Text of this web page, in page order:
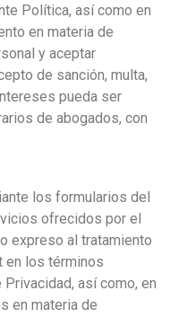
Política, así como en
en materia de
y aceptar
de sanción, multa,
pueda ser
de abogados, con
los formularios del
ofrecidos por el
expreso al tratamiento
en los términos
así como, en
en materia de